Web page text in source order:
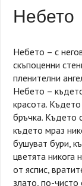
Небето
Небето – с
скъпоценни
пленителни
Небето –
красота.
бръчка. Където
където мраз
бушуват бури,
цветята никога
от яспис,
злато, по-чисто